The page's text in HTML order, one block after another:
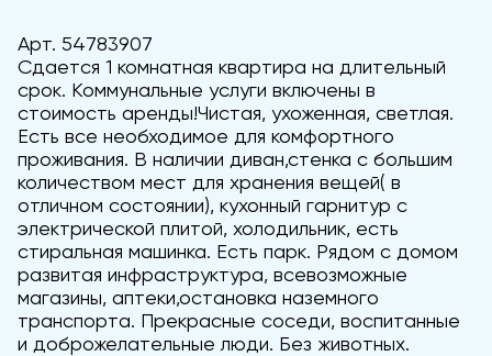
Арт. 54783907
Сдается 1 комнатная квартира на длительный
срок. Коммунальные услуги включены в
стоимость аренды!Чистая, ухоженная, светлая.
Есть все необходимое для комфортного
проживания. В наличии диван,стенка с большим
количеством мест для хранения вещей( в
отличном состоянии), кухонный гарнитур с
электрической плитой, холодильник, есть
стиральная машинка. Есть парк. Рядом с домом
развитая инфраструктура, всевозможные
магазины, аптеки,остановка наземного
транспорта. Прекрасные соседи, воспитанные
и доброжелательные люди. Без животных.